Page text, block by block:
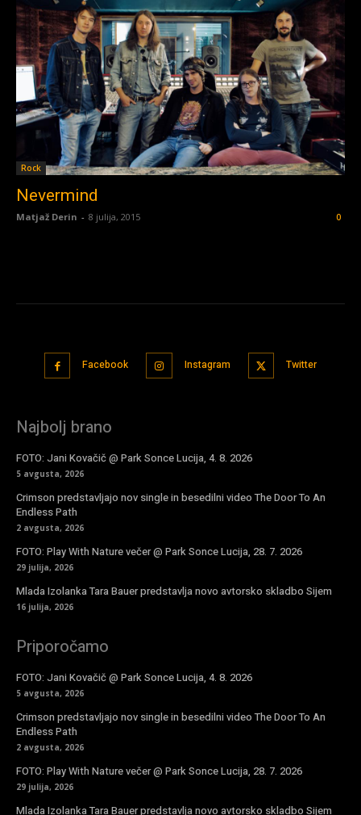
Rock
Nevermind
Matjaž Derin - 8 julija, 2015 0
Facebook Instagram Twitter
Najbolj brano
FOTO: Jani Kovačič @ Park Sonce Lucija, 4. 8. 2026
5 avgusta, 2026
Crimson predstavljajo nov single in besedilni video The Door To An
Endless Path
2 avgusta, 2026
FOTO: Play With Nature večer @ Park Sonce Lucija, 28. 7. 2026
29 julija, 2026
Mlada Izolanka Tara Bauer predstavlja novo avtorsko skladbo Sijem
16 julija, 2026
Priporočamo
FOTO: Jani Kovačič @ Park Sonce Lucija, 4. 8. 2026
5 avgusta, 2026
Crimson predstavljajo nov single in besedilni video The Door To An
Endless Path
2 avgusta, 2026
FOTO: Play With Nature večer @ Park Sonce Lucija, 28. 7. 2026
29 julija, 2026
Mlada Izolanka Tara Bauer predstavlja novo avtorsko skladbo Sijem